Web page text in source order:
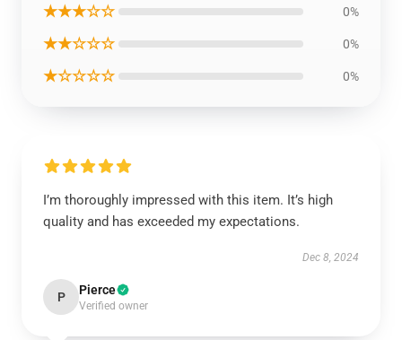
★★★☆☆ 0%
★★☆☆☆ 0%
★☆☆☆☆ 0%
I’m thoroughly impressed with this item. It’s high
quality and has exceeded my expectations.
Dec 8, 2024
P Pierce
Verified owner